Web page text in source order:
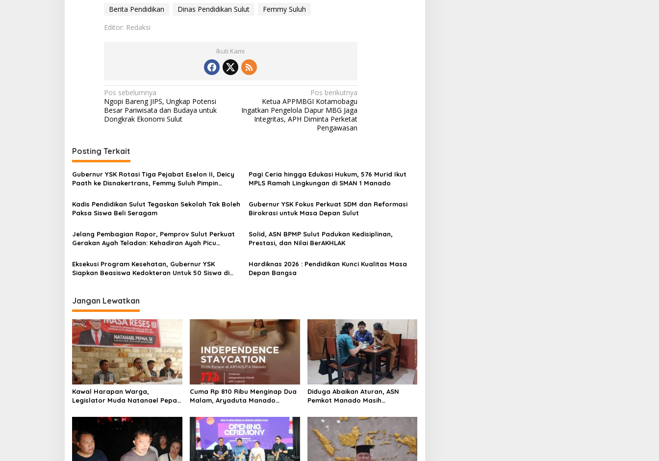
Berita Pendidikan Dinas Pendidikan Sulut
Femmy Suluh
Editor: Redaksi
Ikuti Kami
N
a
v
g
a
s
p
o
s
Pos sebelumnya
Ngopi Bareng JIPS, Ungkap Potensi
Besar Pariwisata dan Budaya untuk
Dongkrak Ekonomi Sulut
Pos berikutnya
Ketua APPMBGI Kotamobagu
Ingatkan Pengelola Dapur MBG Jaga
Integritas, APH Diminta Perketat
Pengawasan
Posting Terkait
Gubernur YSK Rotasi Tiga Pejabat Eselon II, Deicy
Paath ke Disnakertrans, Femmy Suluh Pimpin
Pagi Ceria hingga Edukasi Hukum, 576 Murid Ikut
MPLS Ramah Lingkungan di SMAN 1 Manado
Kadis Pendidikan Sulut Tegaskan Sekolah Tak Boleh
Paksa Siswa Beli Seragam
Gubernur YSK Fokus Perkuat SDM dan Reformasi
Birokrasi untuk Masa Depan Sulut
Jelang Pembagian Rapor, Pemprov Sulut Perkuat
Gerakan Ayah Teladan: Kehadiran Ayah Picu
‎Solid, ASN BPMP Sulut Padukan Kedisiplinan,
Prestasi, dan Nilai BerAKHLAK
Eksekusi Program Kesehatan, Gubernur YSK
Siapkan Beasiswa Kedokteran Untuk 50 Siswa di
‎Hardiknas 2026 : Pendidikan Kunci Kualitas Masa
Depan Bangsa
Jangan Lewatkan
Kawal Harapan Warga,
Legislator Muda Natanael Pepah
Segera Ditindaklanjuti
Cuma Rp 810 Ribu Menginap Dua
Malam, Aryaduta Manado
Staycation”
Diduga Abaikan Aturan, ASN
Pemkot Manado Masih
Kerja